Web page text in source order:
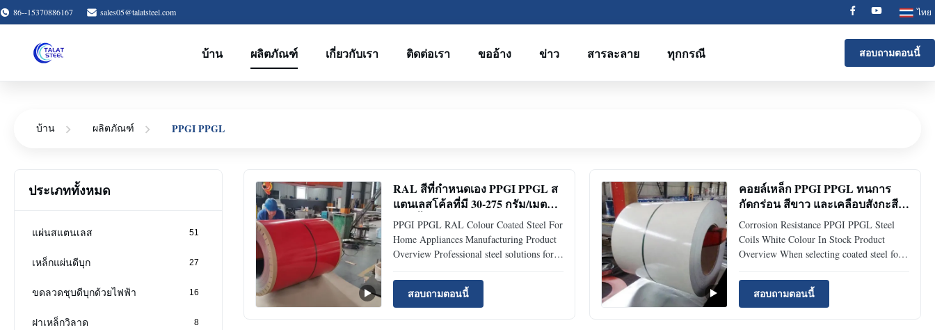
86--15370886167 sales05@talatsteel.com ไทย
บ้าน ผลิตภัณฑ์ เกี่ยวกับเรา ติดต่อเรา ขออ้าง ข่าว สารละลาย ทุกกรณี สอบถามตอนนี้
บ้าน ผลิตภัณฑ์ PPGI PPGL
ประเภททั้งหมด
แผ่นสแตนเลส 51
เหล็กแผ่นดีบุก 27
ขดลวดชุบดีบุกด้วยไฟฟ้า 16
ฝาเหล็กวิลาด 8
RAL สีที่กําหนดเอง PPGI PPGL ส
แตนเลสโค้ลที่มี 30-275 กรัม/เมตร2
ซิงค์ชั้นและ PE / SMP / PVDF ตัว
เลือกสีสําหรับอุปกรณ์บ้าน
PPGI PPGL RAL Colour Coated Steel For
Home Appliances Manufacturing Product
Overview Professional steel solutions for
coated steel coils for refrigerators, washing
machines, and HVAC systems. Custom
supply available. In home appliance
สอบถามตอนนี้
คอยล์เหล็ก PPGI PPGL ทนการ
กัดกร่อน สีขาว และเคลือบสังกะสี
30-275g/m²
Corrosion Resistance PPGI PPGL Steel
Coils White Colour In Stock Product
Overview When selecting coated steel for
many buyers face the same question: PPGI
or PPGL – which is better? Although both
are prepainted steel products, their base
สอบถามตอนนี้